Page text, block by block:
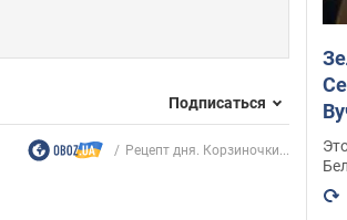
Подписаться
Рецепт дня. Корзиночки...